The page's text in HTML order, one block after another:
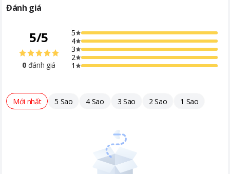
Năm ra mắt
2026
Nơi sản xuất
Việt Nam
Khoảng giá
Từ 10 - 20 triệu
Đánh giá
5/5
0 đánh giá
5
4
3
2
1
Mới nhất 5 Sao 4 Sao 3 Sao 2 Sao 1 Sao